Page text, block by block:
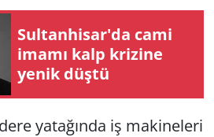
Sultanhisar'da cami
imamı kalp krizine
yenik düştü
yatağında iş makineleri